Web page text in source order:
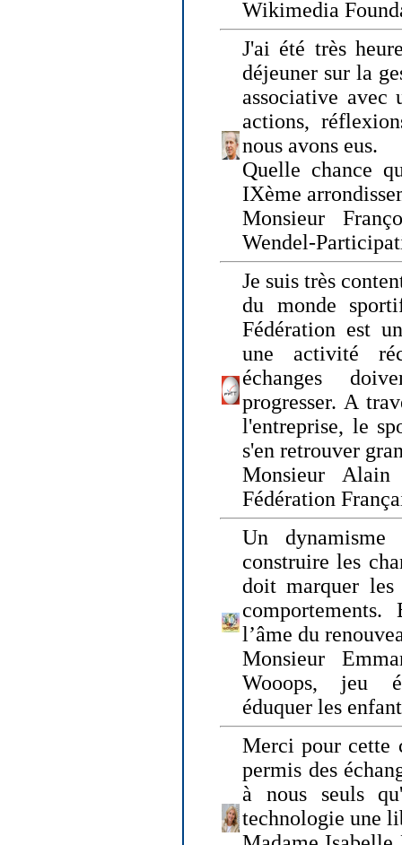
Wikimedia
J'ai été très
déjeuner sur la
associative avec
actions,
nous avons eus.
Quelle chance
IXème
Monsieur
Wendel-
Je suis très
du monde
Fédération est
une activité
échanges
progresser. A
l'entreprise, le
s'en retrouver
Monsieur
Fédération
Un dynamisme
construire les
doit marquer les
l’âme du
Monsieur
Wooops, jeu
éduquer les
Merci pour cette
permis des
à nous seuls
technologie une